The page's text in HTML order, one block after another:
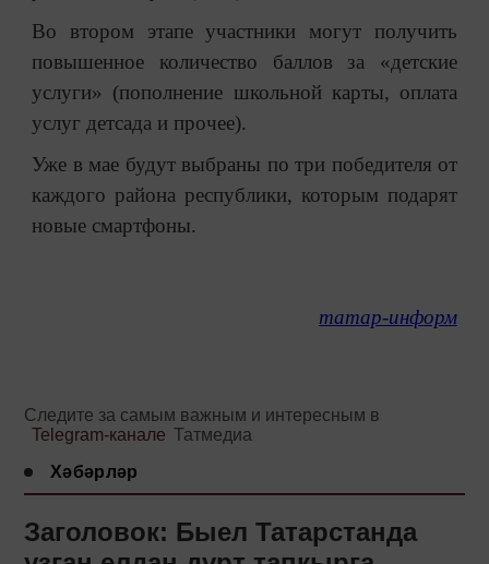
Во втором этапе участники могут получить
повышенное количество баллов за «детские
услуги» (пополнение школьной карты, оплата
услуг детсада и прочее).
Уже в мае будут выбраны по три победителя от
каждого района республики, которым подарят
новые смартфоны.
татар-информ
Следите за самым важным и интересным в
Telegram-канале Татмедиа
Хәбәрләр
Заголовок: Быел Татарстанда